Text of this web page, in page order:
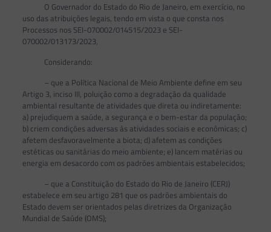
O Governador do Estado do Rio de Janeiro, em exercício, no
uso das atribuições legais, tendo em vista o que consta nos
Processos nos SEI-070002/014515/2023 e SEI-
070002/013173/2023,
Considerando:
– que a Política Nacional de Meio Ambiente define em seu
Artigo 3, inciso III, poluição como a degradação da qualidade
ambiental resultante de atividades que direta ou indiretamente:
a) prejudiquem a saúde, a segurança e o bem-estar da população;
b) criem condições adversas às atividades sociais e econômicas; c)
afetem desfavoravelmente a biota; d) afetem as condições
estéticas ou sanitárias do meio ambiente; e) lancem matérias ou
energia em desacordo com os padrões ambientais estabelecidos;
– que a Constituição do Estado do Rio de Janeiro (CERJ)
estabelece em seu artigo 281 que os padrões ambientais do
Estado devem ser orientados pelas diretrizes da Organização
Mundial de Saúde (OMS);